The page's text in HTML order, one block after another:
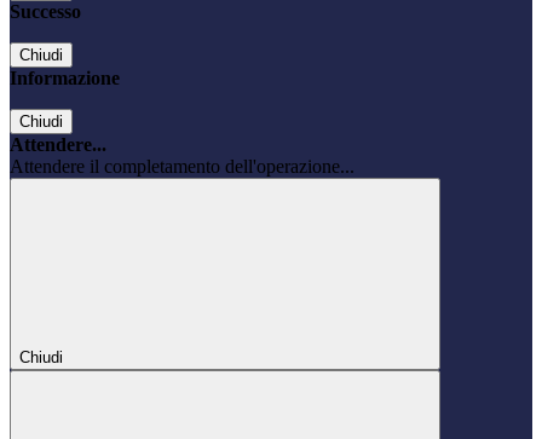
Successo
Chiudi
Informazione
Chiudi
Attendere...
Attendere il completamento dell'operazione...
Chiudi